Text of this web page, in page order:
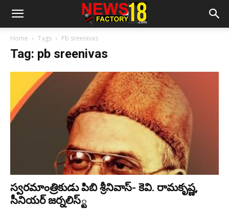
Home Tags Pb sreenivas
Tag: pb sreenivas
స్వ‌ర‌మాంత్రికుడు పిబి శ్రీనివాస్‌- కెవి. రామ‌కృష్ణ,
సీనియ‌ర్ జ‌ర్న‌లిస్్ట‌